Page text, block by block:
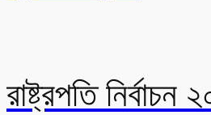
রাষ্ট্রপতি